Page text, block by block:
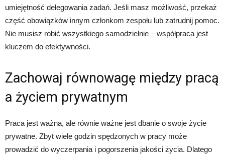
umiejętność delegowania zadań. Jeśli masz możliwość, przekaż
część obowiązków innym członkom zespołu lub zatrudnij pomoc.
Nie musisz robić wszystkiego samodzielnie – współpraca jest
kluczem do efektywności.
Zachowaj równowagę między pracą
a życiem prywatnym
Praca jest ważna, ale równie ważne jest dbanie o swoje życie
prywatne. Zbyt wiele godzin spędzonych w pracy może
prowadzić do wyczerpania i pogorszenia jakości życia. Dlatego